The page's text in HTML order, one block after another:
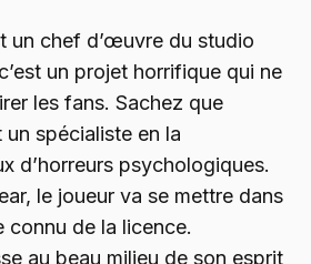
un chef d’œuvre du studio
un projet horrifique qui ne
les fans. Sachez que
un spécialiste en la
d’horreurs psychologiques.
le joueur va se mettre dans
connu de la licence.
au beau milieu de son esprit